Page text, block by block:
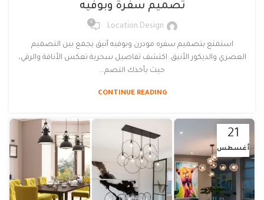
تصميم سفرة وبوفيه
Location Design
0
استمتع بتصميم سفره مودرن وبوفيه أنيق يجمع بين التصميم
العصري والديكور الأنيق. اكتشف تفاصيل سحرية تعكس الأناقة والرقي،
حيث يأخذك التصم...
CONTINUE READING
21
أغسطس